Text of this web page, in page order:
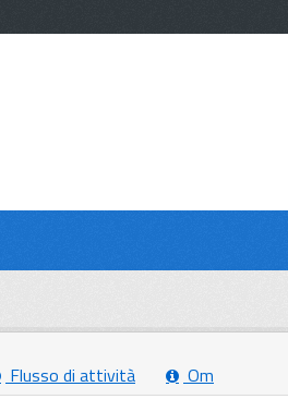
Flusso di attività Om